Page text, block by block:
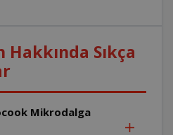
Sıkça
Mikrodalga